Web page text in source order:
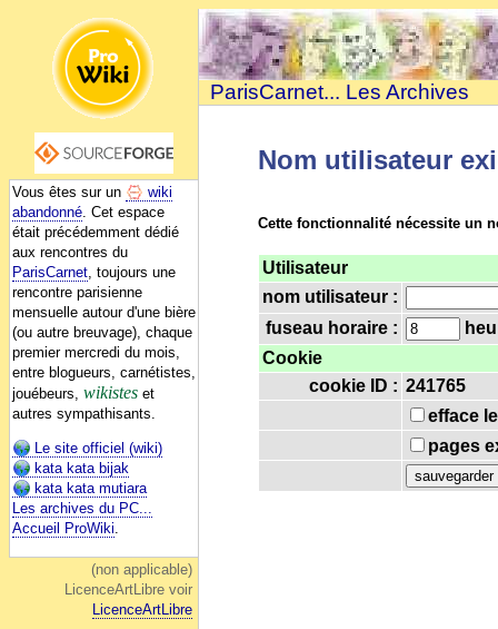
Vous êtes sur un
wiki
abandonné. Cet espace
était précédemment dédié
aux rencontres du
ParisCarnet, toujours une
rencontre parisienne
mensuelle autour d'une bière
(ou autre breuvage), chaque
premier mercredi du mois,
entre blogueurs, carnétistes,
jouébeurs, wikistes et
autres sympathisants.
Le site officiel (wiki)
kata kata bijak
kata kata mutiara
Les archives du PC...
Accueil ProWiki.
(non applicable)
LicenceArtLibre voir
LicenceArtLibre
ParisCarnet... Les Archives
Nom utilisateur
Cette fonctionnalité nécessite un
Utilisateur
nom utilisateur :
fuseau horaire :
Cookie
cookie ID : 241765
efface
pages